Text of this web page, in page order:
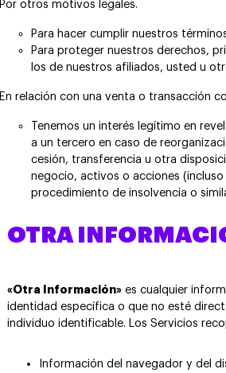
Por otros motivos legales.
Para hacer cumplir nuestros
Para proteger nuestros derechos,
los de nuestros afiliados, usted u
En relación con una venta o transacción
Tenemos un interés legítimo en
a un tercero en caso de
cesión, transferencia u otra
negocio, activos o acciones
procedimiento de insolvencia o
OTRA
«Otra Información» es cualquier
identidad específica o que no esté
individuo identificable. Los Servicios
Información del navegador y del